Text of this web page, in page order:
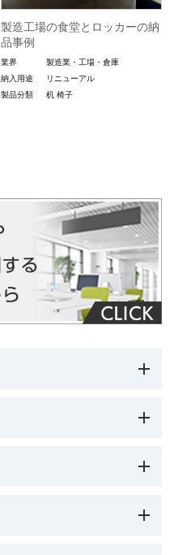
製造工場の食堂とロッカーの納
品事例
業界
製造業・工場・倉庫
納入用途
リニューアル
製品分類
机 椅子